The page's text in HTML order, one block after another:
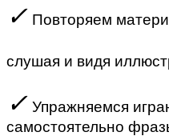
✓ Повторяем
слушая и видя
✓ Упражняемся
самостоятельно